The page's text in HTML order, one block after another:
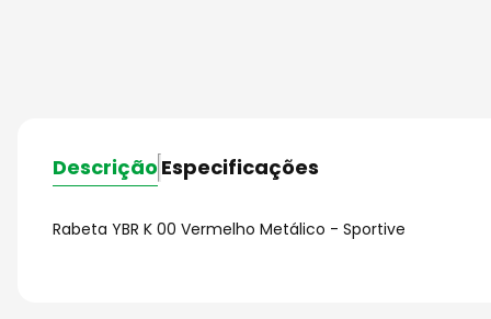
Descrição Especificações
Rabeta YBR K 00 Vermelho Metálico - Sportive